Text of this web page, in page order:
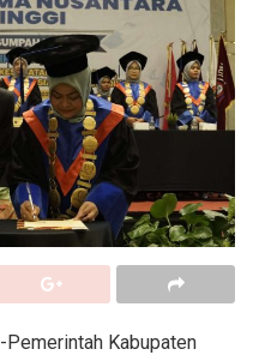
-Pemerintah Kabupaten